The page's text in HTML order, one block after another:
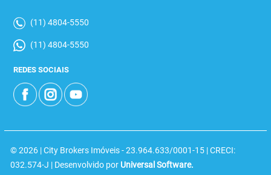
(11) 4804-5550
(11) 4804-5550
REDES SOCIAIS
© 2026 | City Brokers Imóveis - 23.964.633/0001-15 | CRECI:
032.574-J | Desenvolvido por Universal Software.